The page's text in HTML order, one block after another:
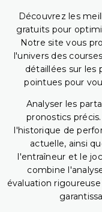
Découvrez les
gratuits pour
Notre site vous
l'univers des
détaillées sur les
pointues pour
Analyser les
pronostics
l'historique de
actuelle, ainsi
l'entraîneur et le
combine
évaluation